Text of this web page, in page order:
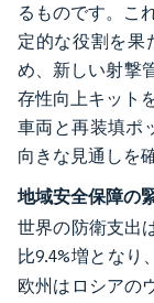
るものです。こ
定的な役割を果
め、新しい射撃
存性向上キット
車両と再装填ポ
向きな見通しを
地域安全保障の
世界の防衛支出
比9.4%増となり
欧州はロシアの